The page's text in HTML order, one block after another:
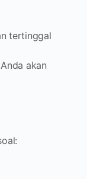
tertinggal
akan